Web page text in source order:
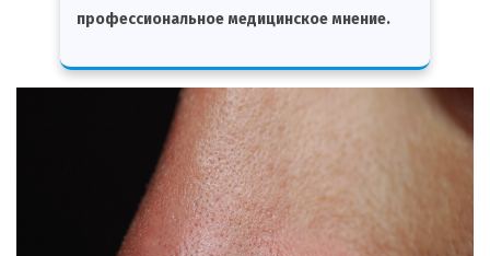
профессиональное медицинское мнение.